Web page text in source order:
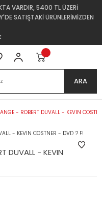
VARDIR, 5400 TL ÜZERİ
SATIŞTAKİ ÜRÜNLERİMİZDEN
ARA
- ROBERT DUVALL - KEVIN
DUVALL - KEVIN